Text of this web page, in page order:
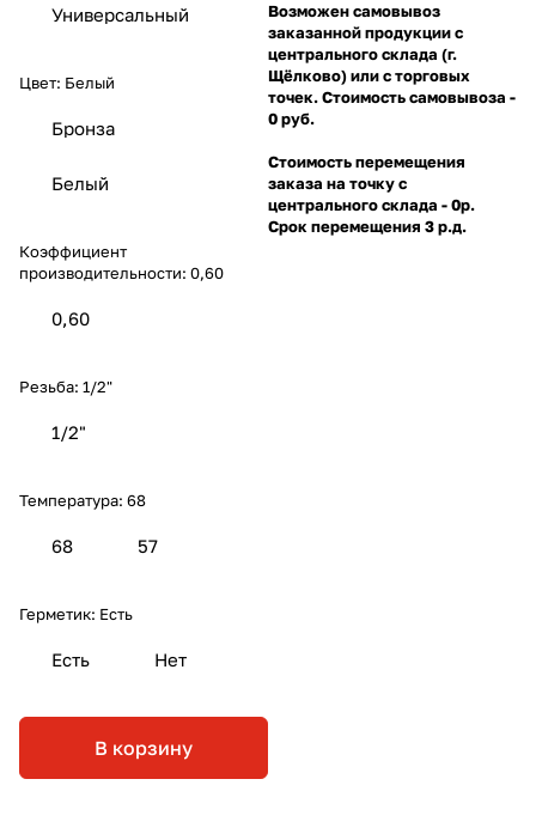
Универсальный
Цвет: Белый
Бронза
Белый
Коэффициент
производительности: 0,60
0,60
Резьба: 1/2"
1/2"
Температура: 68
68 57
Герметик: Есть
Есть Нет
В корзину
Возможен самовывоз
заказанной продукции с
центрального склада (г.
Щёлково) или с торговых
точек. Стоимость самовывоза -
0 руб.
Стоимость перемещения
заказа на точку с
центрального склада - 0р.
Срок перемещения 3 р.д.